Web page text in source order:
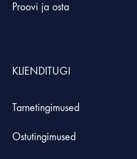
Proovi ja osta
KLIENDITUGI
Tarnetingimused
Ostutingimused